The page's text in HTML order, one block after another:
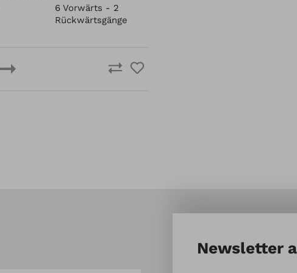
6 Vorwärts - 2
Rückwärtsgänge
Newsletter